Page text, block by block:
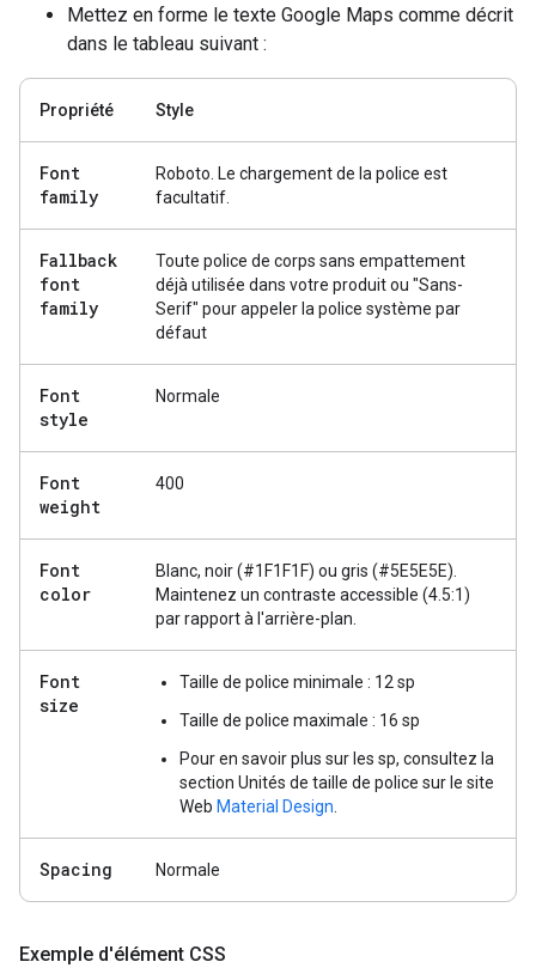
Mettez en forme le texte Google Maps comme décrit
dans le tableau suivant :
Propriété Style
Font
family
Roboto. Le chargement de la police est
facultatif.
Fallback
font
family
Toute police de corps sans empattement
déjà utilisée dans votre produit ou "Sans-
Serif" pour appeler la police système par
défaut
Font
style
Normale
Font
weight
400
Font
color
Blanc, noir (#1F1F1F) ou gris (#5E5E5E).
Maintenez un contraste accessible (4.5:1)
par rapport à l'arrière-plan.
Font
size
Taille de police minimale : 12 sp
Taille de police maximale : 16 sp
Pour en savoir plus sur les sp, consultez la
section Unités de taille de police sur le site
Web Material Design
Spacing Normale
Exemple d'élément CSS